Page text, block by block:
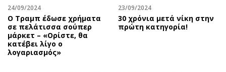
24/09/2024
Ο Τραμπ έδωσε χρήματα
σε πελάτισσα σούπερ
μάρκετ – «Ορίστε, θα
κατέβει λίγο ο
λογαριασμός»
23/09/2024
30 χρόνια μετά νίκη στην
πρώτη κατηγορία!